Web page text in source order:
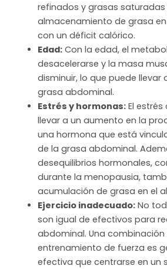
refinados y grasas
almacenamiento de grasa en
con un déficit calórico.
Edad:Con la edad, el
desacelerarse y la masa
disminuir, lo que puede llevar
grasa abdominal.
Estrés y hormonas:El estrés
llevar a un aumento en la
una hormona que está
de la grasa abdominal.
desequilibrios hormonales,
durante la menopausia,
acumulación de grasa en el
Ejercicio inadecuado:No
son igual de efectivos para
abdominal. Una
entrenamiento de fuerza es
efectiva que centrarse en un